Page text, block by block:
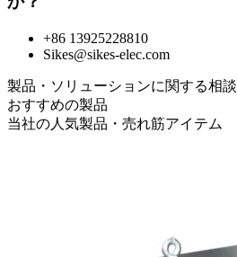
+86 13925228810
Sikes@sikes-elec.com
製品・ソリューションに関する相談
おすすめの製品
当社の人気製品・売れ筋アイテム